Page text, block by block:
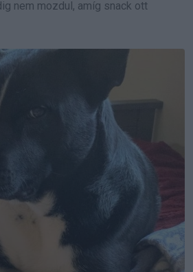
nem mozdul, amíg snack ott